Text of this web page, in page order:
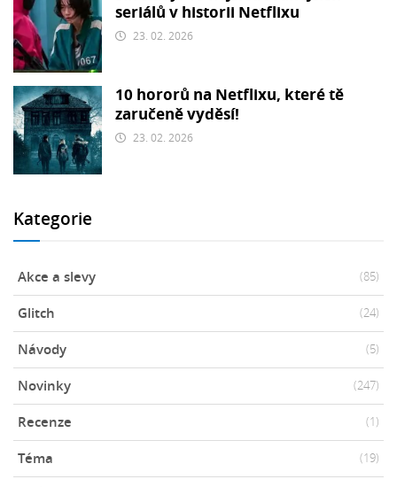
seriálů v historii Netflixu
23. 02. 2026
10 hororů na Netflixu, které tě
zaručeně vyděsí!
23. 02. 2026
Kategorie
Akce a slevy (85)
Glitch (24)
Návody (5)
Novinky (247)
Recenze (1)
Téma (19)